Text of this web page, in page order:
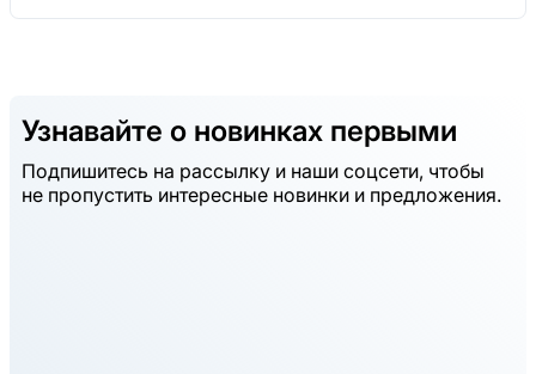
Узнавайте о новинках первыми
Подпишитесь на рассылку и наши соцсети, чтобы
не пропустить интересные новинки и предложения.